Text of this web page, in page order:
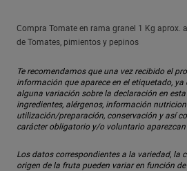
Compra Tomate en rama granel 1 Kg aprox.
de Tomates, pimientos y pepinos
Te recomendamos que una vez recibido el
información que aparece en el etiquetado, ya
alguna variación sobre la declaración en
ingredientes, alérgenos, información
utilización/preparación, conservación y así
carácter obligatorio y/o voluntario aparezcan
Los datos correspondientes a la variedad, la
origen de la fruta pueden variar en función